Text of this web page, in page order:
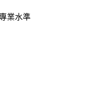
業水準